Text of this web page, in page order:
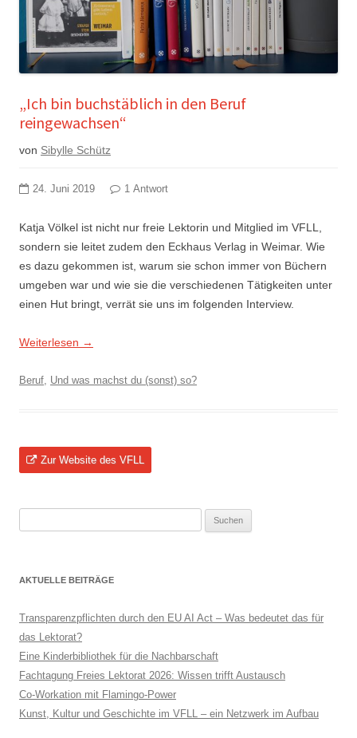
„Ich bin buchstäblich in den Beruf
reingewachsen“
von Sibylle Schütz
24. Juni 2019 1 Antwort
Katja Völkel ist nicht nur freie Lektorin und Mitglied im VFLL,
sondern sie leitet zudem den Eckhaus Verlag in Weimar. Wie
es dazu gekommen ist, warum sie schon immer von Büchern
umgeben war und wie sie die verschiedenen Tätigkeiten unter
einen Hut bringt, verrät sie uns im folgenden Interview.
Weiterlesen →
Beruf Und was machst du (sonst) so?
Zur Website des VFLL
nach:
AKTUELLE BEITRÄGE
Transparenzpflichten durch den EU AI Act – Was bedeutet das für
das Lektorat?
Eine Kinderbibliothek für die Nachbarschaft
Fachtagung Freies Lektorat 2026: Wissen trifft Austausch
Co-Workation mit Flamingo-Power
Kunst, Kultur und Geschichte im VFLL – ein Netzwerk im Aufbau